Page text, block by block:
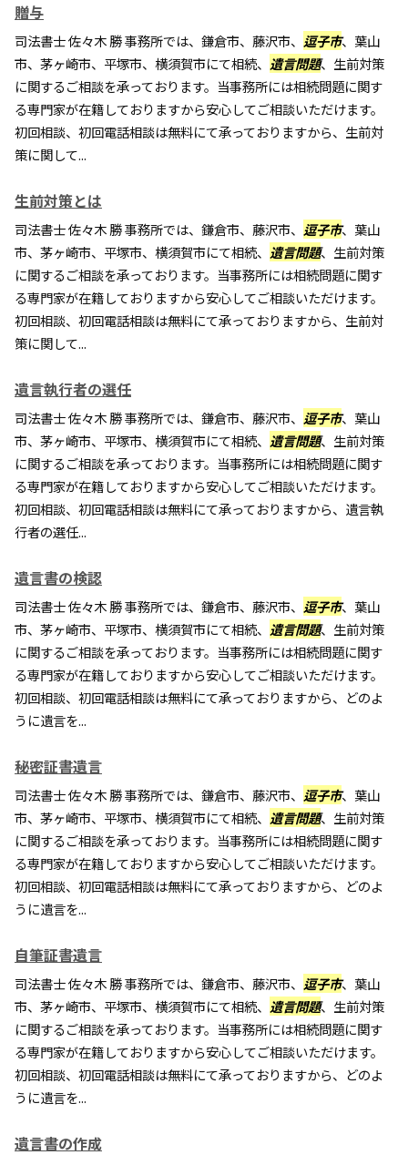
贈与
司法書士 佐々木 勝 事務所では、鎌倉市、藤沢市、 逗子市、葉山
市、茅ヶ崎市、平塚市、横須賀市にて相続、 遺言問題、生前対策
に関するご相談を承っております。当事務所には相続問題に関す
る専門家が在籍しておりますから安心してご相談いただけます。
初回相談、初回電話相談は無料にて承っておりますから、生前対
策に関して...
生前対策とは
司法書士 佐々木 勝 事務所では、鎌倉市、藤沢市、 逗子市、葉山
市、茅ヶ崎市、平塚市、横須賀市にて相続、 遺言問題、生前対策
に関するご相談を承っております。当事務所には相続問題に関す
る専門家が在籍しておりますから安心してご相談いただけます。
初回相談、初回電話相談は無料にて承っておりますから、生前対
策に関して...
遺言執行者の選任
司法書士 佐々木 勝 事務所では、鎌倉市、藤沢市、 逗子市、葉山
市、茅ヶ崎市、平塚市、横須賀市にて相続、 遺言問題、生前対策
に関するご相談を承っております。当事務所には相続問題に関す
る専門家が在籍しておりますから安心してご相談いただけます。
初回相談、初回電話相談は無料にて承っておりますから、遺言執
行者の選任...
遺言書の検認
司法書士 佐々木 勝 事務所では、鎌倉市、藤沢市、 逗子市、葉山
市、茅ヶ崎市、平塚市、横須賀市にて相続、 遺言問題、生前対策
に関するご相談を承っております。当事務所には相続問題に関す
る専門家が在籍しておりますから安心してご相談いただけます。
初回相談、初回電話相談は無料にて承っておりますから、どのよ
うに遺言を...
秘密証書遺言
司法書士 佐々木 勝 事務所では、鎌倉市、藤沢市、 逗子市、葉山
市、茅ヶ崎市、平塚市、横須賀市にて相続、 遺言問題、生前対策
に関するご相談を承っております。当事務所には相続問題に関す
る専門家が在籍しておりますから安心してご相談いただけます。
初回相談、初回電話相談は無料にて承っておりますから、どのよ
うに遺言を...
自筆証書遺言
司法書士 佐々木 勝 事務所では、鎌倉市、藤沢市、 逗子市、葉山
市、茅ヶ崎市、平塚市、横須賀市にて相続、 遺言問題、生前対策
に関するご相談を承っております。当事務所には相続問題に関す
る専門家が在籍しておりますから安心してご相談いただけます。
初回相談、初回電話相談は無料にて承っておりますから、どのよ
うに遺言を...
遺言書の作成